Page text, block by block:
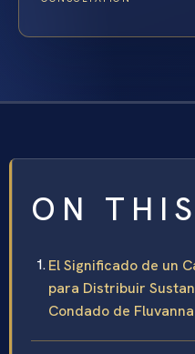
ON
El Significado de un
para Distribuir
Condado de Fluvanna